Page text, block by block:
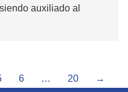
auxiliado al
6 … 20 →